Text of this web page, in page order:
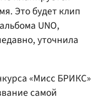
Это будет клип
UNO,
уточнила
«Мисс БРИКС»
самой